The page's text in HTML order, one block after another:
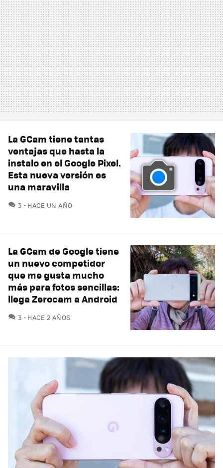
La GCam tiene tantas
ventajas que hasta la
instalo en el Google Pixel.
Esta nueva versión es
una maravilla
3 COMENTARIOS
HACE UN AÑO
La GCam de Google tiene
un nuevo competidor
que me gusta mucho
más para fotos sencillas:
llega Zerocam a Android
3 COMENTARIOS
HACE 2 AÑOS